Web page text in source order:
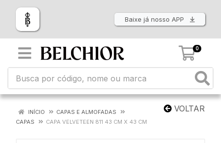
Baixe já nosso APP
0
VOLTAR
INÍCIO
CAPAS E ALMOFADAS
CAPAS
CAPA VELVETEEN 811 43 CM X 43 CM